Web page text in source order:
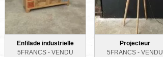
Enfilade industrielle
5FRANCS -VENDU
Projecteur
5FRANCS -VENDU